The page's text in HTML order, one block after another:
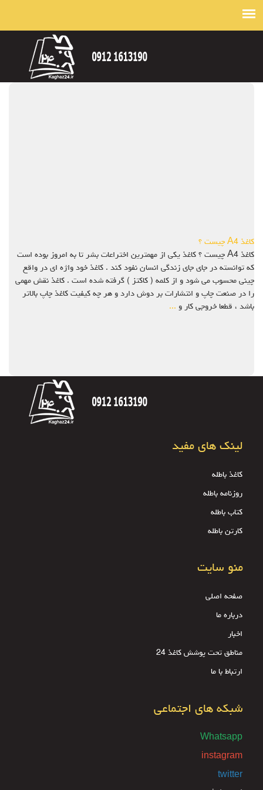
کاغذ A4 چیست ؟
کاغذ A4 چیست ؟ کاغذ یکی از مهمترین اختراعات بشر تا به امروز بوده است
که توانسته در جای جای زندگی انسان نفود کند . کاغذ خود واژه ای در واقع
چینی محسوب می شود و از کلمه ( کاکتز ) گرفته شده است . کاغذ نقش مهمی
را در صنعت چاپ و انتشارات بر دوش دارد و هر چه کیفیت کاغذ چاپ بالاتر
باشد ، قطعا خروجی کار و ...
لینک های مفید
کاغذ باطله
روزنامه باطله
کتاب باطله
کارتن باطله
منو سایت
صفحه اصلی
درباره ما
اخبار
مناطق تحت پوشش کاغذ 24
ارتباط با ما
شبکه های اجتماعی
Whatsapp
instagram
twitter